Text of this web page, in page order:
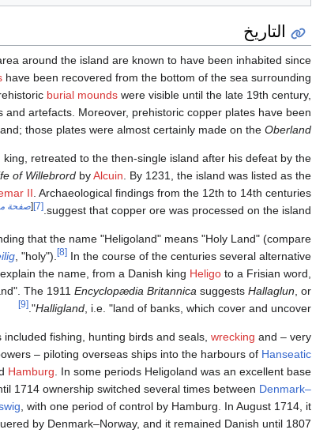
التاريخ
around the island are known to have been inhabited since
have been recovered from the bottom of the sea surrounding
burial mounds were visible until the late 19th century,
and artefacts. Moreover, prehistoric copper plates have been
those plates were almost certainly made on the Oberland
king, retreated to the then-single island after his defeat by the
of Willebrord byAlcuin . By 1231, the island was listed as the
II . Archaeological findings from the 12th to 14th centuries
suggest that copper ore was processed on the island.
[7]
[صفحة
that the name "Heligoland" means "Holy Land" (compare
, "holy"). [8] In the course of the centuries several alternative
the name, from a Danish king Heligo to a Frisian word,
The 1911 Encyclopædia Britannica suggests Hallaglun , or
Halligland , i.e. "land of banks, which cover and uncover".
[9]
fishing, hunting birds and seals, wrecking and – very
– piloting overseas ships into the harbours of Hanseatic
Hamburg . In some periods Heligoland was an excellent base
1714 ownership switched several times between Denmark–
, with one period of control by Hamburg. In August 1714, it
by Denmark–Norway, and it remained Danish until 1807.